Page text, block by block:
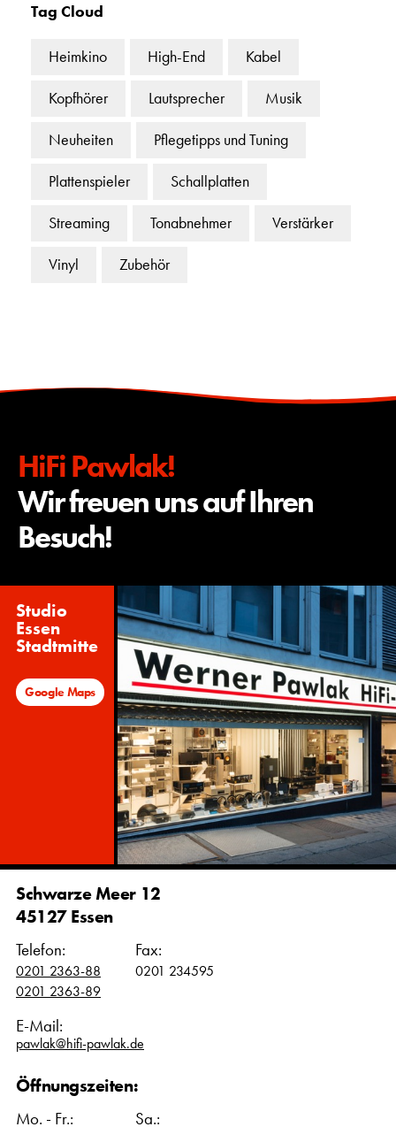
Tag Cloud
Heimkino High-End Kabel
Kopfhörer Lautsprecher Musik
Neuheiten Pflegetipps und Tuning
Plattenspieler Schallplatten
Streaming Tonabnehmer Verstärker
Vinyl Zubehör
HiFi Pawlak!
Wir freuen uns auf Ihren
Besuch!
Studio
Essen
Stadtmitte
Google Maps
Schwarze Meer 12
45127 Essen
Telefon:
0201 2363-88
0201 2363-89
Fax:
0201 234595
E-Mail:
pawlak@hifi-pawlak.de
Öffnungszeiten:
Mo. - Fr.: Sa.: